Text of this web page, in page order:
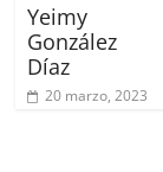
Yeimy
González
Díaz
20 marzo, 2023